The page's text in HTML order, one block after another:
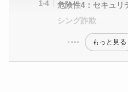
危険性4：セキュリ
シング詐欺
もっと見る